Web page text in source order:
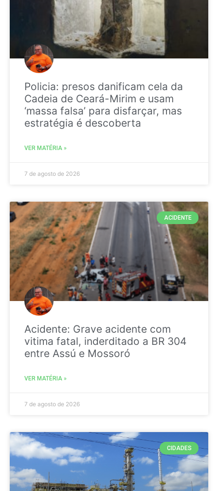
Policia: presos danificam cela da
Cadeia de Ceará-Mirim e usam
‘massa falsa’ para disfarçar, mas
estratégia é descoberta
VER MATÉRIA »
7 de agosto de 2026
ACIDENTE
Acidente: Grave acidente com
vitima fatal, inderditado a BR 304
entre Assú e Mossoró
VER MATÉRIA »
7 de agosto de 2026
CIDADES